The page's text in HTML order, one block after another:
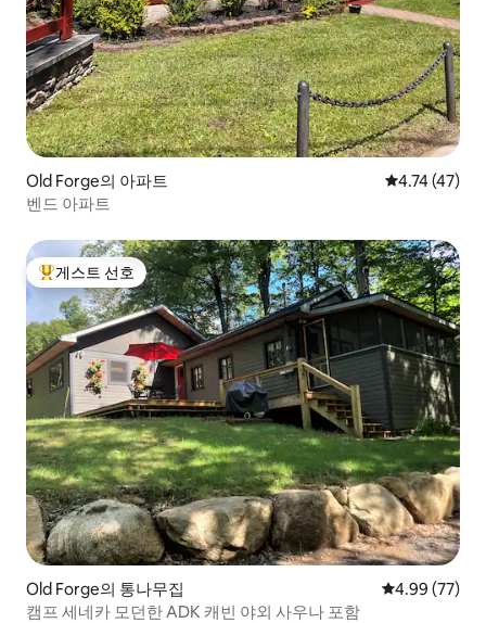
Old Forge의 아파트 평점 4.74점
4.74 (47)
벤드 아파트
상위 게스트 선호
게스트 선호
Old Forge의 통나무집 평점 4.99점(5
4.99 (77)
캠프 세네카 모던한 ADK 캐빈 야외 사우나 포함